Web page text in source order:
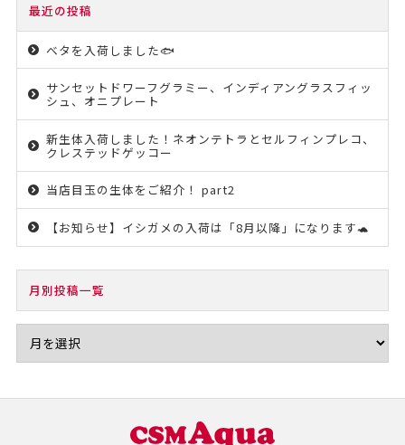
最近の投稿
ベタを入荷しました🐟
サンセットドワーフグラミー、インディアングラスフィッ
シュ、オニプレート
新生体入荷しました！ネオンテトラとセルフィンプレコ、
クレステッドゲッコー
当店目玉の生体をご紹介！ part2
【お知らせ】イシガメの入荷は「8月以降」になります🐢
月別投稿一覧